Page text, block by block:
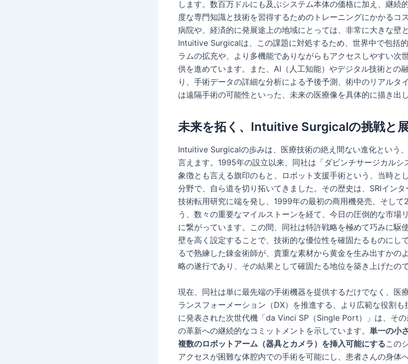
します。数百万ドルにも及ぶシステム本体の価格に加え、継続
度な専門知識と技術を習得するためのトレーニングにかかるコ
病院や、経済的に発展途上の地域にとっては、非常に大きな壁
Intuitive Surgicalは、この課題に対処するため、世界中で包括
ラムの拡充や、より多機能でありながらもアクセスしやすい次
供を進めています。また、AI（人工知能）やデジタル技術との
り、手術データの詳細な分析による予後予測、術中のリアルタ
は遠隔手術の可能性といった、未来の医療像を具体的に描き出し
未来を拓く、Intuitive Surgicalの挑戦と
Intuitive Surgicalの歩みは、医療技術の絶え間ない進化という
言えます。1995年の設立以来、同社は「ダビンチサージカルシ
象徴とも言える旗印のもと、ロボット支援手術という、当時と
分野で、自ら道を切り拓いてきました。その歴史は、SRIイン
技術転用研究に端を発し、1999年の最初の商用機発売、そし
う、数々の重要なマイルストーンを経て、今日の圧倒的な市場
に繋がっています。この間、同社は特許戦略を極めて巧みに駆
壁を高く設定することで、技術的な優位性を確固たるものにし
るで熟練した錬金術師が、貴重な素材から黄金を生み出すかの
略の遂行であり、その結果として確固たる地位を築き上げたので
現在、同社は単に最先端の手術機器を提供するだけでなく、医
ランスフォーメーション（DX）を推進する、より広範な役割
に発表された次世代機「da Vinci SP（Single Port）」は、そ
の革新への継続的なコミットメントを示しています。 単一の小
複数のロボットアーム（器具とカメラ）を挿入可能にするこの
アクセスが困難な体腔内での手術を可能にし、患者さんの身体